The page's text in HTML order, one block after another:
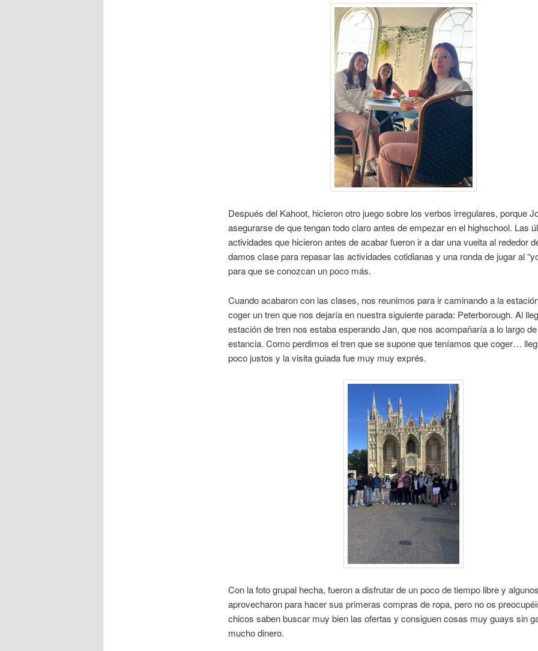
Después del Kahoot, hicieron otro juego sobre los verbos irregulares, porque
asegurarse de que tengan todo claro antes de empezar en el highschool. Las
actividades que hicieron antes de acabar fueron ir a dar una vuelta al rededor
damos clase para repasar las actividades cotidianas y una ronda de jugar al
para que se conozcan un poco más.
Cuando acabaron con las clases, nos reunimos para ir caminando a la
coger un tren que nos dejaría en nuestra siguiente parada: Peterborough. Al
estación de tren nos estaba esperando Jan, que nos acompañaría a lo largo
estancia. Como perdimos el tren que se supone que teníamos que coger…
poco justos y la visita guiada fue muy muy exprés.
Con la foto grupal hecha, fueron a disfrutar de un poco de tiempo libre y
aprovecharon para hacer sus primeras compras de ropa, pero no os
chicos saben buscar muy bien las ofertas y consiguen cosas muy guays sin
mucho dinero.